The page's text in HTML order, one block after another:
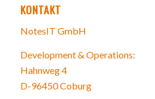
KONTAKT
NotesIT GmbH
Development & Operations:
Hahnweg 4
D-96450 Coburg